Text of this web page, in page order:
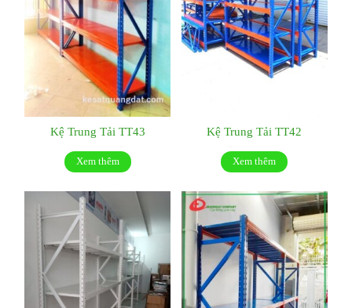
Kệ Trung Tải TT43
Xem thêm
Kệ Trung Tải TT42
Xem thêm